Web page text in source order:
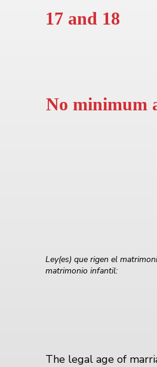
17 and 18
No minimum
Ley(es) que rigen el
matrimonio infantil:
The legal age of